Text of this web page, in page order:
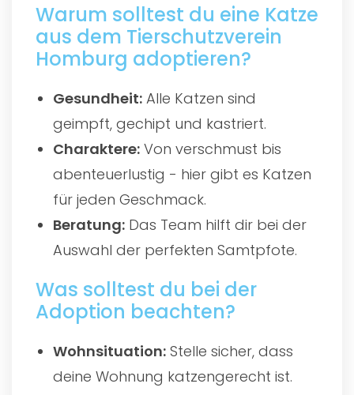
Warum solltest du eine Katze
aus dem Tierschutzverein
Homburg adoptieren?
Gesundheit: Alle Katzen sind
geimpft, gechipt und kastriert.
Charaktere: Von verschmust bis
abenteuerlustig - hier gibt es Katzen
für jeden Geschmack.
Beratung: Das Team hilft dir bei der
Auswahl der perfekten Samtpfote.
Was solltest du bei der
Adoption beachten?
Wohnsituation: Stelle sicher, dass
deine Wohnung katzengerecht ist.